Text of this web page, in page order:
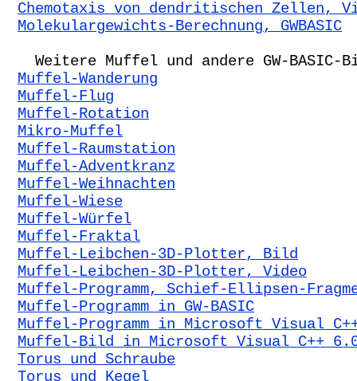
Chemotaxis von dendritischen Zellen,
Molekulargewichts-Berechnung, GWBASIC
Weitere Muffel und andere GW-BASIC-
Muffel-Wanderung
Muffel-Flug
Muffel-Rotation
Mikro-Muffel
Muffel-Raumstation
Muffel-Adventkranz
Muffel-Weihnachten
Muffel-Wiese
Muffel-Würfel
Muffel-Fraktal
Muffel-Leibchen-3D-Plotter, Bild
Muffel-Leibchen-3D-Plotter, Video
Muffel-Programm, Schief-Ellipsen-
Muffel-Programm in GW-BASIC
Muffel-Programm in Microsoft Visual
Muffel-Bild in Microsoft Visual C++ 6.0
Torus und Schraube
Torus und Kegel